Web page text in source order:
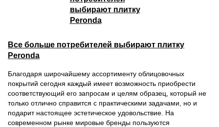
Все больше потребителей выбирают плитку
Peronda
Благодаря широчайшему ассортименту облицовочных
покрытий сегодня каждый имеет возможность приобрести
соответствующий его запросам и целям образец, который не
только отлично справится с практическими задачами, но и
подарит настоящее эстетическое удовольствие. На
современном рынке мировые бренды пользуются